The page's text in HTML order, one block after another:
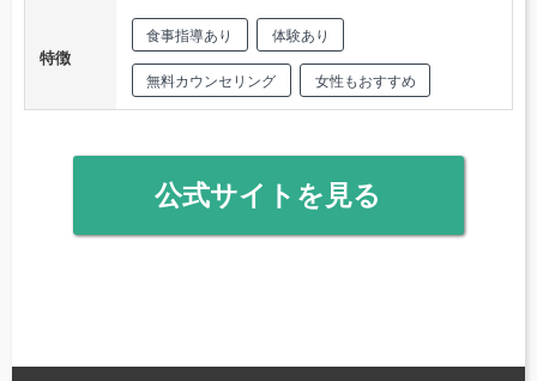
特徴
食事指導あり 体験あり
無料カウンセリング 女性もおすすめ
公式サイトを見る